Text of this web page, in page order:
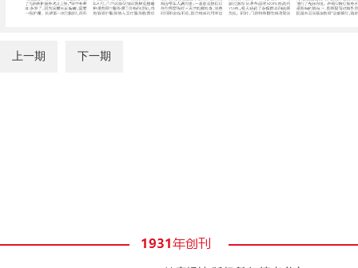
上一期 下一期